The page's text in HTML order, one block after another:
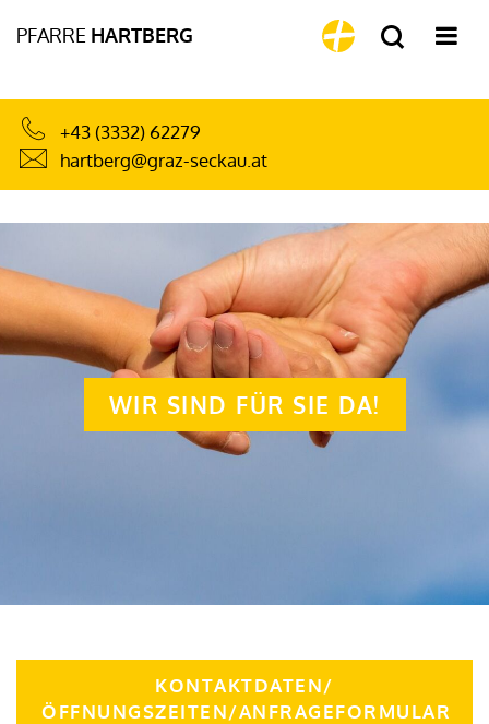
PFARRE HARTBERG
+43 (3332) 62279
hartberg@graz-seckau.at
WIR SIND FÜR SIE DA!
KONTAKTDATEN/
ÖFFNUNGSZEITEN/ANFRAGEFORMULAR